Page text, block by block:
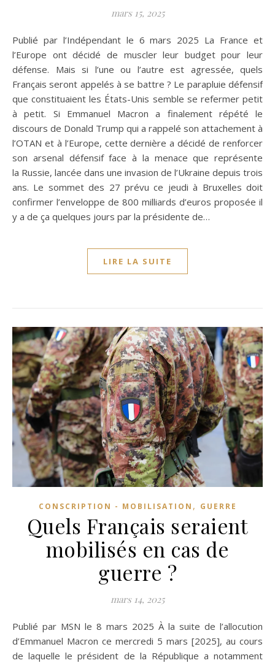
mars 15, 2025
Publié par l’Indépendant le 6 mars 2025 La France et
l’Europe ont décidé de muscler leur budget pour leur
défense. Mais si l’une ou l’autre est agressée, quels
Français seront appelés à se battre ? Le parapluie défensif
que constituaient les États-Unis semble se refermer petit
à petit. Si Emmanuel Macron a finalement répété le
discours de Donald Trump qui a rappelé son attachement à
l’OTAN et à l’Europe, cette dernière a décidé de renforcer
son arsenal défensif face à la menace que représente
la Russie, lancée dans une invasion de l’Ukraine depuis trois
ans. Le sommet des 27 prévu ce jeudi à Bruxelles doit
confirmer l’enveloppe de 800 milliards d’euros proposée il
y a de ça quelques jours par la présidente de…
LIRE LA SUITE
CONSCRIPTION - MOBILISATION , GUERRE
Quels Français seraient
mobilisés en cas de
guerre ?
mars 14, 2025
Publié par MSN le 8 mars 2025 À la suite de l’allocution
d’Emmanuel Macron ce mercredi 5 mars [2025], au cours
de laquelle le président de la République a notamment